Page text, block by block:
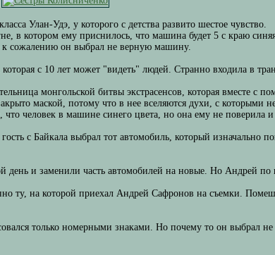
Улан-Удэ, у которого с детства развито шестое чувство.
в котором ему приснилось, что машина будет 5 с краю
сожалению он выбрал не верную машину.
с 10 лет может "видеть" людей. Странно входила в
монгольской битвы экстрасенсов, которая вместе с
маской, потому что в нее вселяются духи, с которыми
человек в машине синего цвета, но она ему не поверила
с Байкала выбрал тот автомобиль, который изначально
день и заменили часть автомобилей на новые. Но Андрей по
ту, на которой приехал Андрей Сафронов на съемки.
только номерными знаками. Но почему то он выбрал